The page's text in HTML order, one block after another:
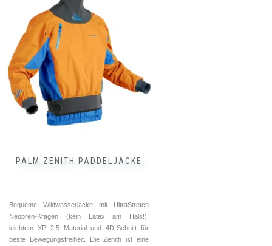
PALM ZENITH PADDELJACKE
Bequeme Wildwasserjacke mit UltraStretch
Neopren-Kragen (kein Latex am Hals!),
leichtem XP 2.5 Material und 4D-Schnitt für
beste Bewegungsfreiheit. Die Zenith ist eine
Varianten
Die
Optionen
können
auf
Produktseite